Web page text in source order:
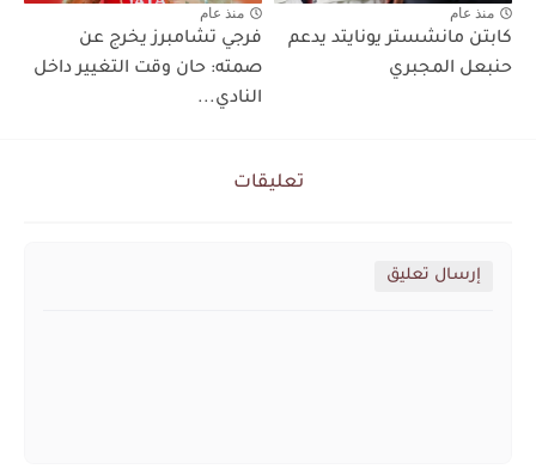
منذ عام
كابتن مانشستر يونايتد يدعم
حنبعل المجبري
منذ عام
فرجي تشامبرز يخرج عن
صمته: حان وقت التغيير داخل
النادي...
تعليقات
إرسال تعليق